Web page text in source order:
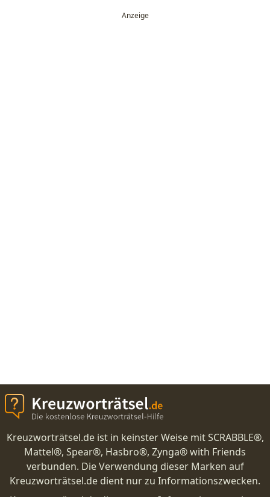
Kreuzworträtsel.de ist in keinster Weise mit SCRABBLE®,
Mattel®, Spear®, Hasbro®, Zynga® with Friends
verbunden. Die Verwendung dieser Marken auf
Kreuzworträtsel.de dient nur zu Informationszwecken.